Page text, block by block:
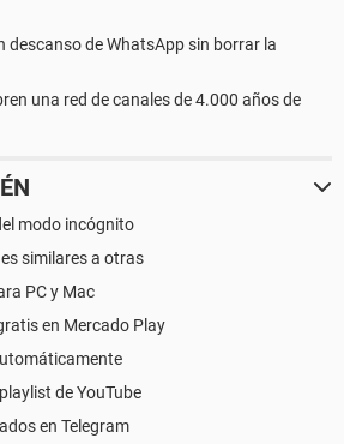
descanso de WhatsApp sin borrar la
una red de canales de 4.000 años de
modo incógnito
similares a otras
PC y Mac
en Mercado Play
de YouTube
en Telegram